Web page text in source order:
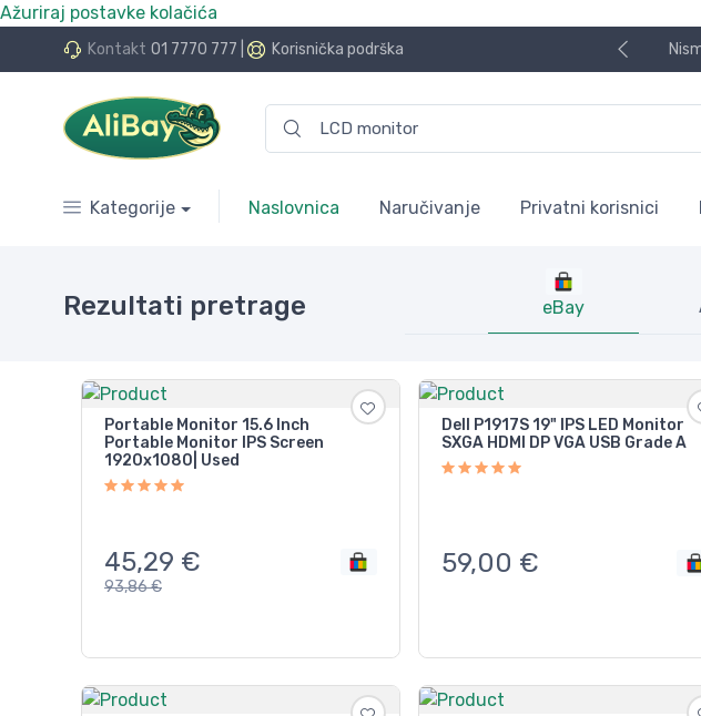
Ažuriraj postavke kolačića
Kontakt 01 7770 777 Korisnička podrška
24 rate bez kamata
Kategorije Naslovnica Naručivanje Privatni korisnici
Rezultati pretrage eBay
Portable Monitor 15.6 Inch
Portable Monitor IPS Screen
1920x1080| Used
45,29 €
93,86€
Dell P1917S 19" IPS LED Monitor
SXGA HDMI DP VGA USB Grade A
59,00 €